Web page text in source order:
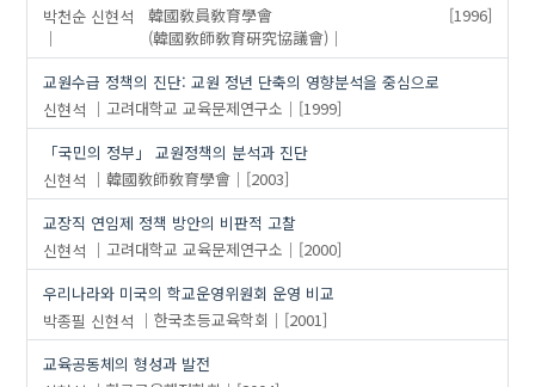
박천순 신현석
韓國敎員敎育學會
(韓國敎師敎育硏究協議會)
[1996]
교원수급 정책의 진단: 교원 정년 단축의 영향분석을 중심으로
신현석
고려대학교 교육문제연구소
[1999]
「국민의 정부」 교원정책의 분석과 진단
신현석
韓國敎師敎育學會
[2003]
교장직 연임제 정책 방안의 비판적 고찰
신현석
고려대학교 교육문제연구소
[2000]
우리나라와 미국의 학교운영위원회 운영 비교
박종필 신현석 한국초등교육학회
[2001]
교육공동체의 형성과 발전